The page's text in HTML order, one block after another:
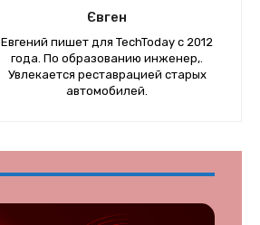
Євген
Евгений пишет для TechToday с 2012
года. По образованию инженер,.
Увлекается реставрацией старых
автомобилей.